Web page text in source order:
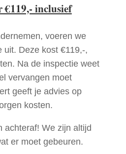
€119,- inclusief
voeren we
uit. Deze kost €119,-,
Na de inspectie weet
vervangen moet
geeft je advies op
kosten.
achteraf! We zijn altijd
er moet gebeuren.